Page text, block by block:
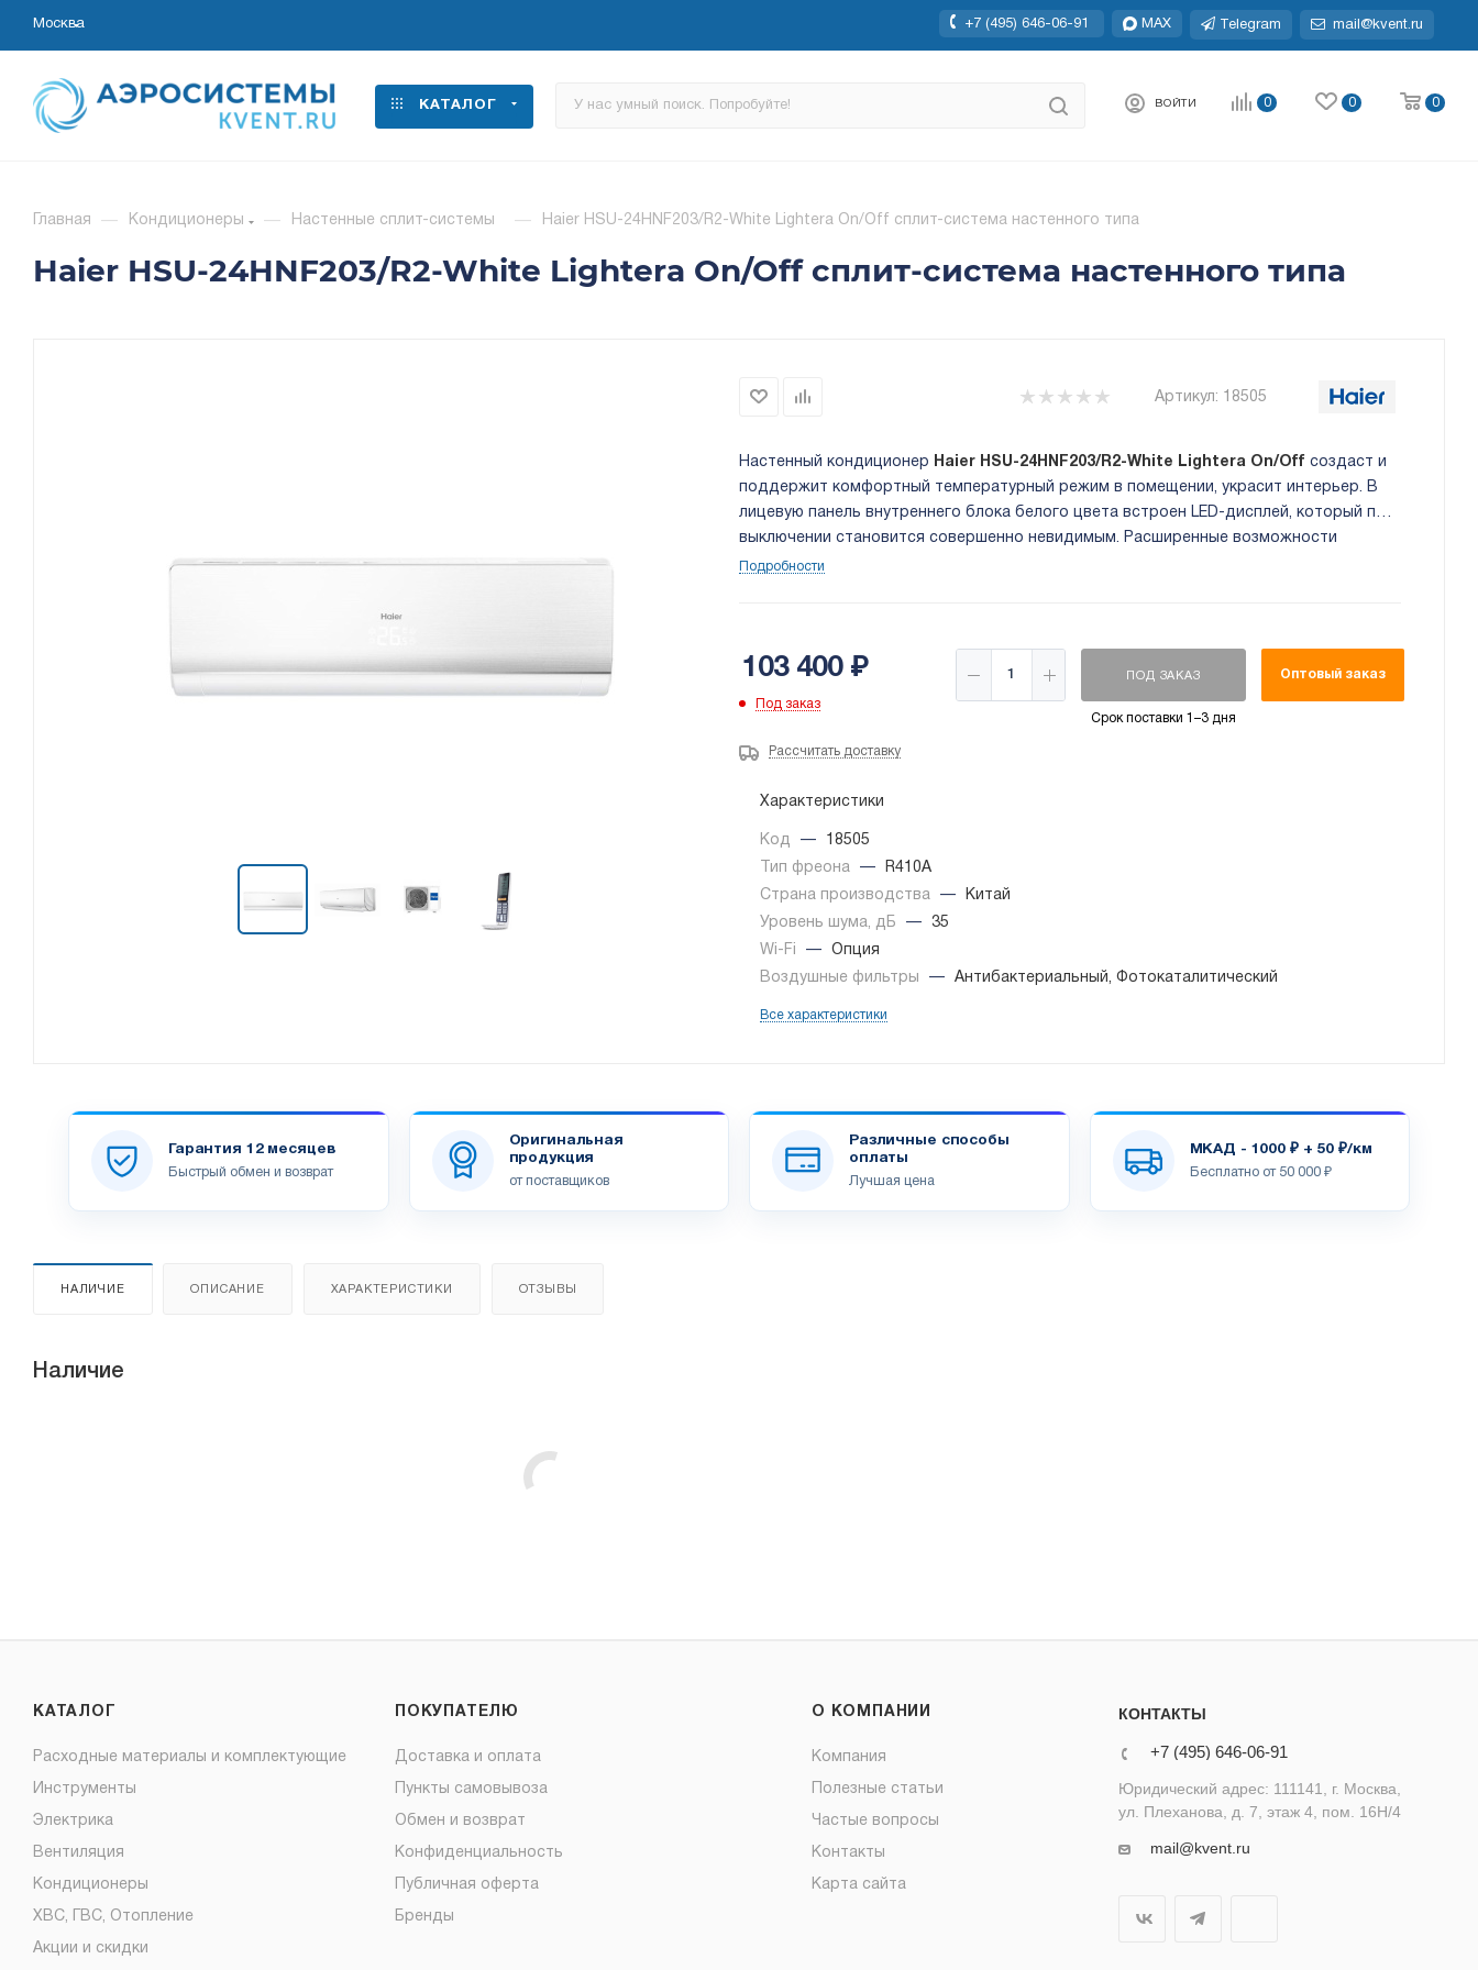
Москва +7 (495) 646-06-91 MAX Telegram mail@kvent.ru
КАТАЛОГ ВОЙТИ 0 0 0
Главная — Кондиционеры — Настенные сплит-системы — Haier HSU-24HNF203/R2-White Lightera On/Off сплит-система настенного типа
Haier HSU-24HNF203/R2-White Lightera On/Off сплит-система настенного типа
Артикул: 18505
Настенный кондиционер Haier HSU-24HNF203/R2-White Lightera On/Off создаcт и
поддержит комфортный температурный режим в помещении, украсит интерьер. В
лицевую панель внутреннего блока белого цвета встроен LED-дисплей, который при
выключении становится совершенно невидимым. Расширенные возможности
очистки воздуха благодаря тройной фильтрации. Ультрафиолетовая лампа
Подробности
103 400₽
Под заказ
ПОД ЗАКАЗ
Срок поставки 1–3 дня
Оптовый заказ
Рассчитать доставку
Характеристики
Код —
18505
Тип фреона
—
R410A
Страна производства
—
Китай
Уровень шума, дБ
—
35
Wi-Fi
—
Опция
Воздушные фильтры
— Антибактериальный, Фотокаталитический
Все характеристики
Гарантия 12 месяцев
Быстрый обмен и возврат
Оригинальная
продукция
от поставщиков
Различные способы
оплаты
Лучшая цена
МКАД - 1000 ₽ + 50 ₽/км
Бесплатно от 50 000 ₽
НАЛИЧИЕ ОПИСАНИЕ ХАРАКТЕРИСТИКИ ОТЗЫВЫ
Наличие
КАТАЛОГ
Расходные материалы и комплектующие
Инструменты
Электрика
Вентиляция
Кондиционеры
ХВС, ГВС, Отопление
Акции и скидки
ПОКУПАТЕЛЮ
Доставка и оплата
Пункты самовывоза
Обмен и возврат
Конфиденциальность
Публичная оферта
Бренды
О КОМПАНИИ
Компания
Полезные статьи
Частые вопросы
Контакты
Карта сайта
КОНТАКТЫ
+7 (495) 646-06-91
Юридический адрес: 111141, г. Москва,
ул. Плеханова, д. 7, этаж 4, пом. 16Н/4
mail@kvent.ru